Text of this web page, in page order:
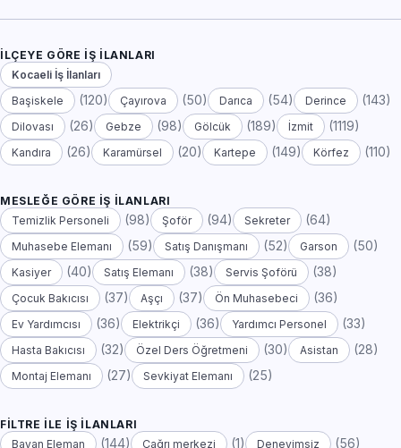
İLÇEYE GÖRE İŞ İLANLARI
Kocaeli İş İlanları
Başiskele
(120) Çayırova (50) Darıca (54) Derince (143)
Dilovası (26) Gebze (98) Gölcük (189) İzmit (1119)
Kandıra (26) Karamürsel (20) Kartepe (149) Körfez (110)
MESLEĞE GÖRE İŞ İLANLARI
Temizlik Personeli
(98) Şoför (94) Sekreter (64)
Muhasebe Elemanı (59) Satış Danışmanı (52) Garson (50)
Kasiyer (40) Satış Elemanı (38) Servis Şoförü (38)
Çocuk Bakıcısı (37) Aşçı (37) Ön Muhasebeci (36)
Ev Yardımcısı (36) Elektrikçi (36) Yardımcı Personel (33)
Hasta Bakıcısı (32) Özel Ders Öğretmeni (30) Asistan (28)
Montaj Elemanı (27) Sevkiyat Elemanı (25)
FILTRE ILE İŞ İLANLARI
Bayan Eleman
(144) Çağrı merkezi (1) Deneyimsiz (56)